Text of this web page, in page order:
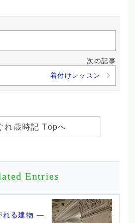
次の記事
着付けレッスン
れ歳時記 Topへ
Entries
れる建物 ―